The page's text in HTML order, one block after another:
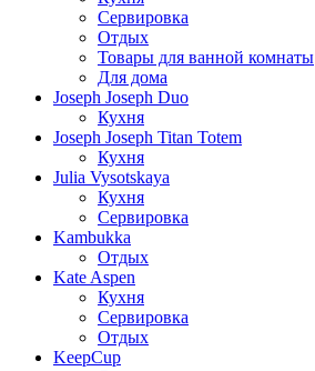
Сервировка
Отдых
Товары для ванной комнаты
Для дома
Joseph Joseph Duo
Кухня
Joseph Joseph Titan Totem
Кухня
Julia Vysotskaya
Кухня
Сервировка
Kambukka
Отдых
Kate Aspen
Кухня
Сервировка
Отдых
KeepCup